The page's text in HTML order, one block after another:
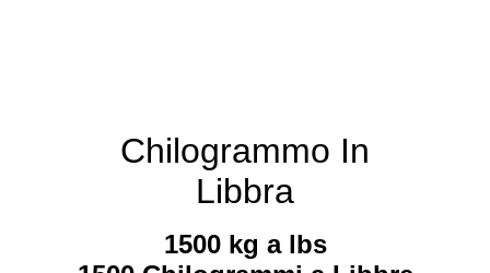
Chilogrammo In
Libbra
1500 kg a lbs